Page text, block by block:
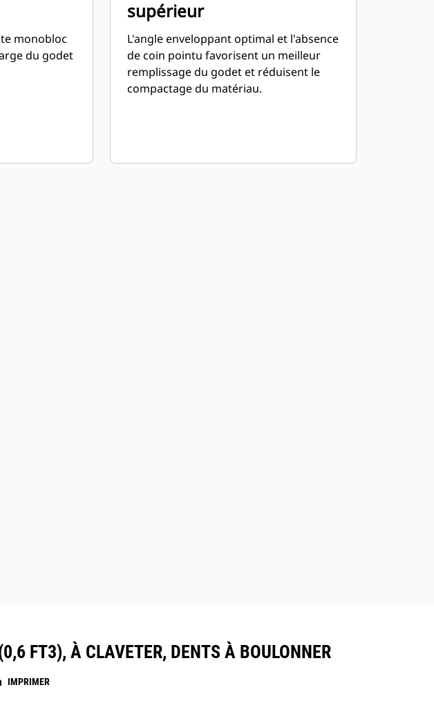
monobloc
du godet
supérieur
L'angle enveloppant optimal et l'absence
de coin pointu favorisent un meilleur
remplissage du godet et réduisent le
compactage du matériau.
FT3), À CLAVETER, DENTS À BOULONNER
IMPRIMER